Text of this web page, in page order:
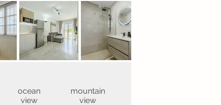
ocean
view
mountain
view